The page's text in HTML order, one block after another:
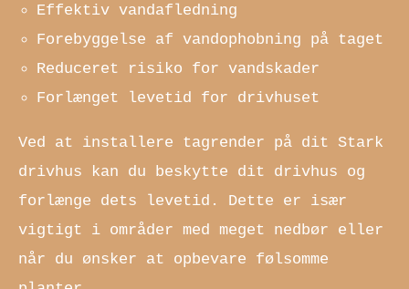
Effektiv vandafledning
Forebyggelse af vandophobning på taget
Reduceret risiko for vandskader
Forlænget levetid for drivhuset
Ved at installere tagrender på dit Stark
drivhus kan du beskytte dit drivhus og
forlænge dets levetid. Dette er især
vigtigt i områder med meget nedbør eller
når du ønsker at opbevare følsomme